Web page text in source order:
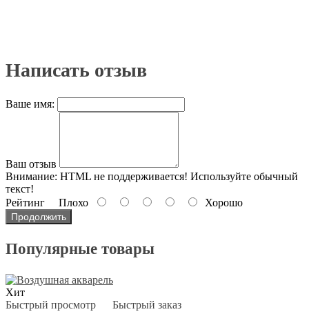
Написать отзыв
Ваше имя:
Ваш отзыв
Внимание: HTML не поддерживается! Используйте обычный
текст!
Рейтинг Плохо Хорошо
Продолжить
Популярные товары
Хит
Быстрый просмотр
Быстрый заказ